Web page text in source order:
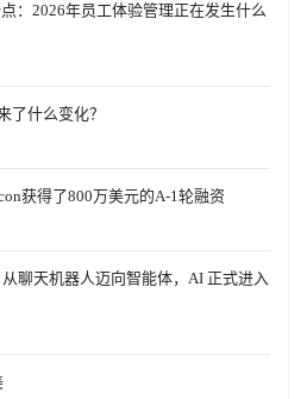
：2026年员工体验管理正在发生什么
了什么变化？
获得了800万美元的A-1轮融资
从聊天机器人迈向智能体，AI 正式进入